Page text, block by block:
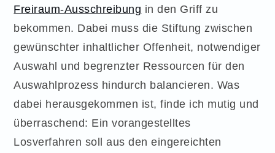
Freiraum-Ausschreibung in den Griff zu
bekommen. Dabei muss die Stiftung zwischen
gewünschter inhaltlicher Offenheit, notwendiger
Auswahl und begrenzter Ressourcen für den
Auswahlprozess hindurch balancieren. Was
dabei herausgekommen ist, finde ich mutig und
überraschend: Ein vorangestelltes
Losverfahren soll aus den eingereichten